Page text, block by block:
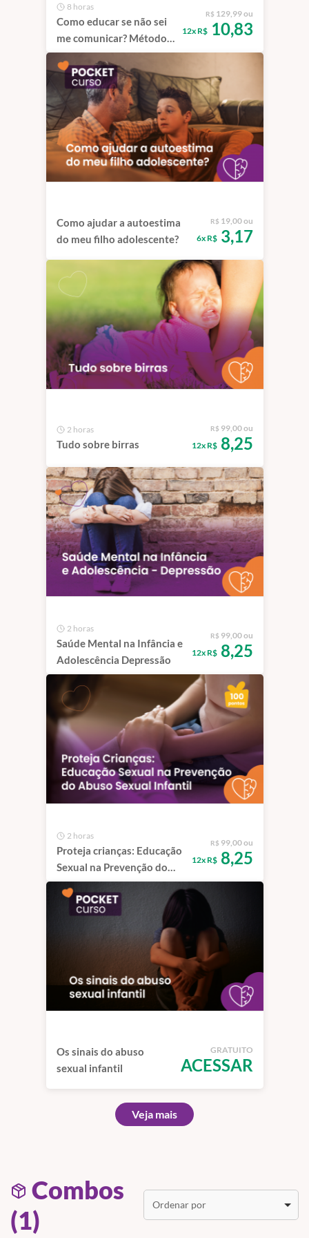
8 horas
Como educar se não sei
me comunicar? Método
Stella Azulay
R$ 129,99 ou
12x R$10,83
Como ajudar a autoestima
do meu filho adolescente?
R$ 19,00 ou
6x R$3,17
2 horas
Tudo sobre birras
R$ 99,00 ou
12x R$8,25
2 horas
Saúde Mental na Infância e
Adolescência Depressão
R$ 99,00 ou
12x R$8,25
2 horas
Proteja crianças: Educação
Sexual na Prevenção do
Abuso Sexual Infantil
R$ 99,00 ou
12x R$8,25
Os sinais do abuso
sexual infantil
GRATUITO
ACESSAR
Veja mais
Combos
(1)
Ordenar por